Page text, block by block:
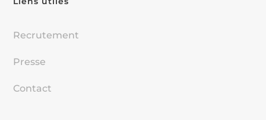
Recrutement
Presse
Contact